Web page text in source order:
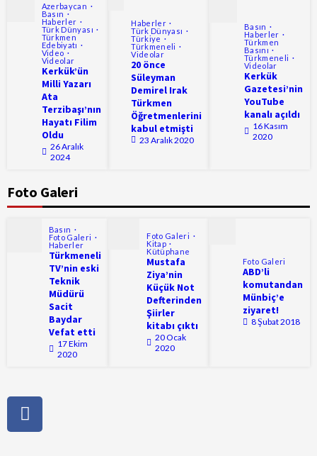
Azerbaycan
Basın
Haberler
Türk Dünyası
Türkmen
Edebiyatı
Video
Videolar
Kerkük’ün
Milli Yazarı
Ata
Terzibaşı’nın
Hayatı Filim
Oldu
26 Aralık
2024
Haberler
Türk Dünyası
Türkiye
Türkmeneli
Videolar
20 önce
Süleyman
Demirel Irak
Türkmen
Öğretmenlerini
kabul etmişti
23 Aralık 2020
Basın
Haberler
Türkmen
Basını
Türkmeneli
Videolar
Kerkük
Gazetesi’nin
YouTube
kanalı açıldı
16 Kasım
2020
Foto Galeri
Basın
Foto Galeri
Haberler
Türkmeneli
TV’nin eski
Teknik
Müdürü
Sacit
Baydar
Vefat etti
17 Ekim
2020
Foto Galeri
Kitap
Kütüphane
Mustafa
Ziya’nin
Küçük Not
Defterinden
Şiirler
kitabı çıktı
20 Ocak
2020
Foto Galeri
ABD’li
komutandan
Münbiç’e
ziyaret!
8 Şubat 2018